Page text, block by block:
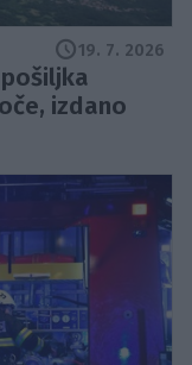
19. 7. 2026
izdano